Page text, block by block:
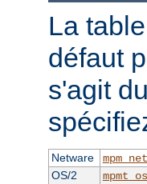
La
défaut
s'agit
Netware
OS/2